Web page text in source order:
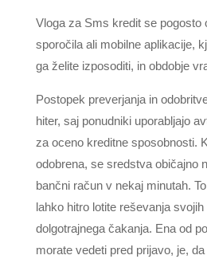
Vloga za Sms kredit se pogosto
sporočila ali mobilne aplikacije,
ga želite izposoditi, in obdobje
Postopek preverjanja in
hiter, saj ponudniki uporabljajo
za oceno kreditne sposobnosti.
odobrena, se sredstva običajno
bančni račun v nekaj minutah.
lahko hitro lotite reševanja
dolgotrajnega čakanja. Ena od
morate vedeti pred prijavo, je,